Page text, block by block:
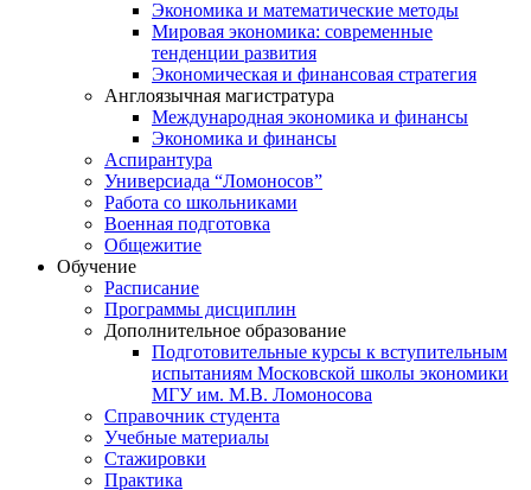
Экономика и математические методы
Мировая экономика: современные
тенденции развития
Экономическая и финансовая стратегия
Англоязычная магистратура
Международная экономика и финансы
Экономика и финансы
Аспирантура
Универсиада “Ломоносов”
Работа со школьниками
Военная подготовка
Общежитие
Обучение
Расписание
Программы дисциплин
Дополнительное образование
Подготовительные курсы к вступительным
испытаниям Московской школы экономики
МГУ им. М.В. Ломоносова
Справочник студента
Учебные материалы
Стажировки
Практика